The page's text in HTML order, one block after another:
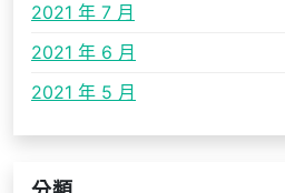
2021 年 7 月
2021 年 6 月
2021 年 5 月